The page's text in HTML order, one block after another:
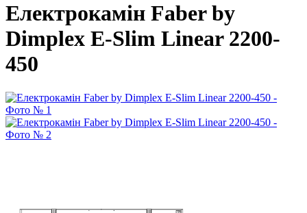
Електрокамін Faber by
Dimplex E-Slim Linear 2200-
450